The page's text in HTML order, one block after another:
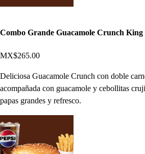
Combo Grande Guacamole Crunch King
MX$265.00
Deliciosa Guacamole Crunch con doble
acompañada con guacamole y cebollitas
papas grandes y refresco.